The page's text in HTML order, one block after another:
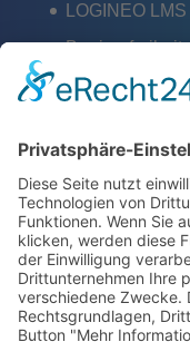
LOGINEO LMS
Barrierefreiheit
Schlagworte
Datenschutz
ZERTIFIKATE